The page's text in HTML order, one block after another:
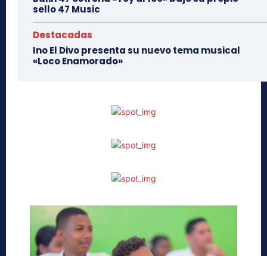
sello 47 Music
Destacadas
Ino El Divo presenta su nuevo tema musical
«Loco Enamorado»